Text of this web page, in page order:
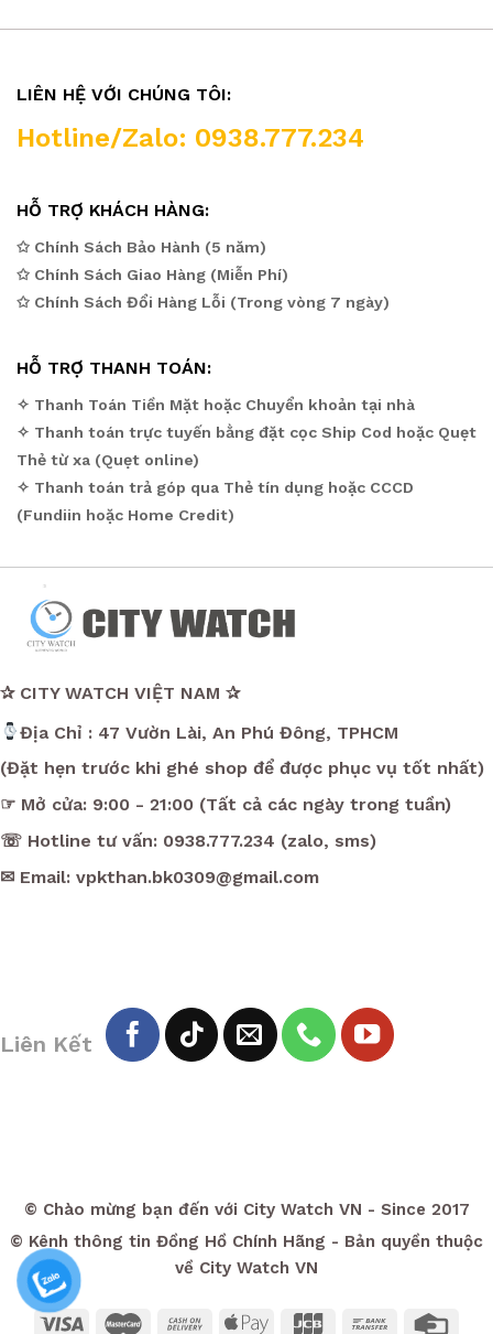
LIÊN HỆ VỚI CHÚNG TÔI:
Hotline/Zalo: 0938.777.234
HỖ TRỢ KHÁCH HÀNG:
✩ Chính Sách Bảo Hành (5 năm)
✩ Chính Sách Giao Hàng (Miễn Phí)
✩ Chính Sách Đổi Hàng Lỗi (Trong vòng 7 ngày)
HỖ TRỢ THANH TOÁN:
✧ Thanh Toán Tiền Mặt hoặc Chuyển khoản tại nhà
✧ Thanh toán trực tuyến bằng đặt cọc Ship Cod hoặc Quẹt
Thẻ từ xa (Quẹt online)
✧ Thanh toán trả góp qua Thẻ tín dụng hoặc CCCD
(Fundiin hoặc Home Credit)
✰ CITY WATCH VIỆT NAM ✰
Địa Chỉ : 47 Vườn Lài, An Phú Đông, TPHCM
(Đặt hẹn trước khi ghé shop để được phục vụ tốt nhất)
☞ Mở cửa: 9:00 - 21:00 (Tất cả các ngày trong tuần)
☏ Hotline tư vấn: 0938.777.234 (zalo, sms)
✉ Email: vpkthan.bk0309@gmail.com
Liên Kết
© Chào mừng bạn đến với City Watch VN - Since 2017
© Kênh thông tin Đồng Hồ Chính Hãng - Bản quyền thuộc
về City Watch VN